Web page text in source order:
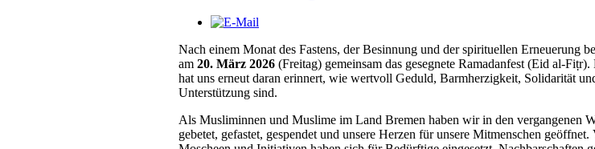
Nach einem Monat des Fastens, der Besinnung und der spirituellen Erneuerung
am 20. März 2026 (Freitag) gemeinsam das gesegnete Ramadanfest (Eid al-
hat uns erneut daran erinnert, wie wertvoll Geduld, Barmherzigkeit, Solidarität
Unterstützung sind.
Als Musliminnen und Muslime im Land Bremen haben wir in den vergangenen
gebetet, gefastet, gespendet und unsere Herzen für unsere Mitmenschen